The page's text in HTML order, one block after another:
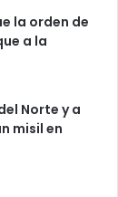
la orden de
a la
Norte y a
misil en